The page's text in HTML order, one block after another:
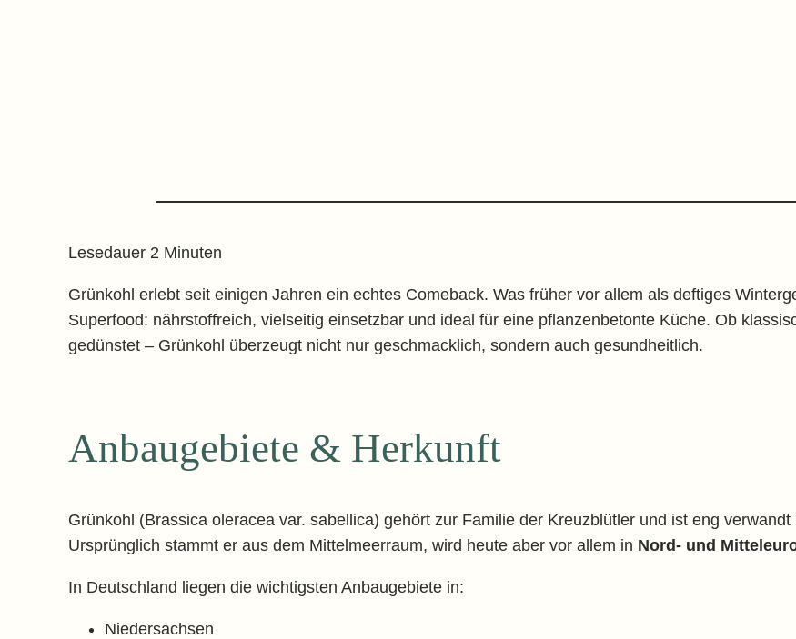
Lesedauer 2 Minuten
Grünkohl erlebt seit einigen Jahren ein echtes Comeback. Was früher vor allem als deftiges
Superfood: nährstoffreich, vielseitig einsetzbar und ideal für eine pflanzenbetonte Küche. Ob
gedünstet – Grünkohl überzeugt nicht nur geschmacklich, sondern auch gesundheitlich.
Anbaugebiete & Herkunft
Grünkohl (Brassica oleracea var. sabellica) gehört zur Familie der Kreuzblütler und ist eng
Ursprünglich stammt er aus dem Mittelmeerraum, wird heute aber vor allem in Nord- und
In Deutschland liegen die wichtigsten Anbaugebiete in:
Niedersachsen